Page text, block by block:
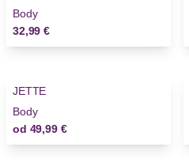
Body
32,99 €
JETTE
Body
od 49,99 €